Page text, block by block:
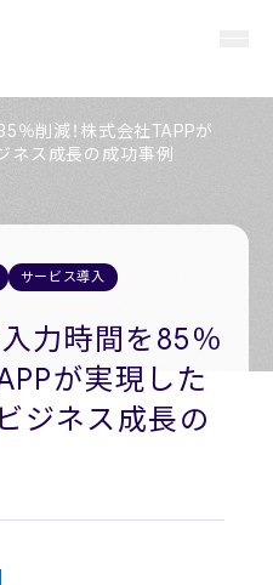
％削減！株式会社TAPPが
ネス成長の成功事例
サービス導入
力時間を85％
が実現した
ジネス成長の